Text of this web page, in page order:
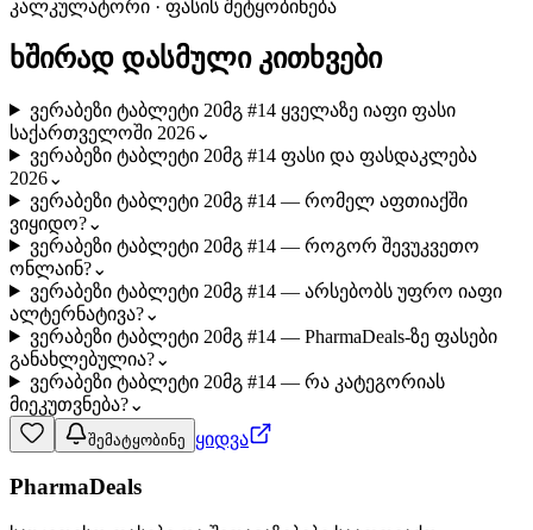
კალკულატორი · ფასის შეტყობინება
ხშირად დასმული კითხვები
ვერაბეზი ტაბლეტი 20მგ #14 ყველაზე იაფი ფასი
საქართველოში 2026⌄
ვერაბეზი ტაბლეტი 20მგ #14 ფასი და ფასდაკლება
2026⌄
ვერაბეზი ტაბლეტი 20მგ #14 — რომელ აფთიაქში
ვიყიდო?⌄
ვერაბეზი ტაბლეტი 20მგ #14 — როგორ შევუკვეთო
ონლაინ?⌄
ვერაბეზი ტაბლეტი 20მგ #14 — არსებობს უფრო იაფი
ალტერნატივა?⌄
ვერაბეზი ტაბლეტი 20მგ #14 — PharmaDeals-ზე ფასები
განახლებულია?⌄
ვერაბეზი ტაბლეტი 20მგ #14 — რა კატეგორიას
მიეკუთვნება?⌄
შემატყობინე ყიდვა
PharmaDeals